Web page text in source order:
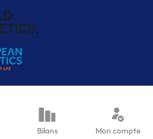
Bilans Mon compte